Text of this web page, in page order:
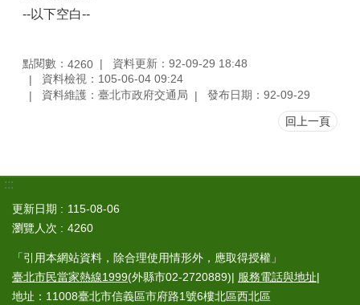
--以下空白--
點閱數： 4260
資料更新：92-09-29 18:48
資料檢視：105-06-04 09:24
資料維護：臺北市政府交通局
發布日期：92-09-29
回上一頁
:::
更新日期
115-08-06
瀏覽人次
4260
「引用本網站資料，除合理使用情形外，應取得授權」
臺北市民當家熱線1999(外縣市02-2720889)| 服務電話與地址|
地址：11008臺北市信義區市府路1號6樓北區西北區